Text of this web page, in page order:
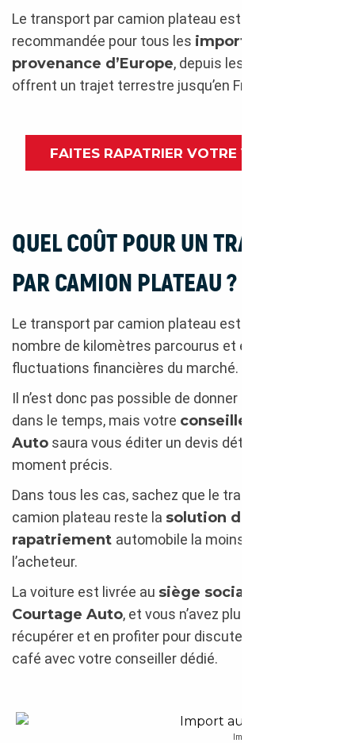
Le transport par camion plateau est la solution
recommandée pour tous les imports en
provenance d’Europe, depuis les pays qui
offrent un trajet terrestre jusqu’en France.
FAITES RAPATRIER VOTRE VOITURE
QUEL COÛT POUR UN TRANSPORT
PAR CAMION PLATEAU ?
Le transport par camion plateau est facturé au
nombre de kilomètres parcourus et en fonction des
fluctuations financières du marché.
Il n’est donc pas possible de donner un prix fixe, figé
dans le temps, mais votre conseiller Courtage
Auto saura vous éditer un devis détaillé à un
moment précis.
Dans tous les cas, sachez que le transport sur
camion plateau reste la solution de
rapatriement automobile la moins coûteuse pour
l’acheteur.
La voiture est livrée au siège social de
Courtage Auto, et vous n’avez plus qu’à venir la
récupérer et en profiter pour discuter autour d’un
café avec votre conseiller dédié.
Import automobile : zone de fret